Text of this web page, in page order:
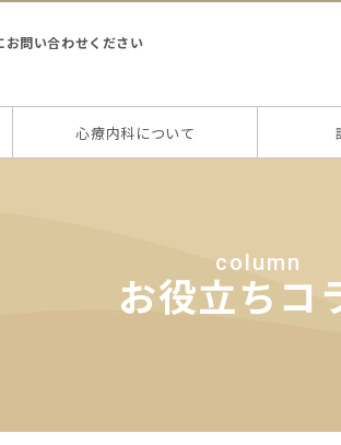
問い合わせください
心療内科について
column
お役立ちコ